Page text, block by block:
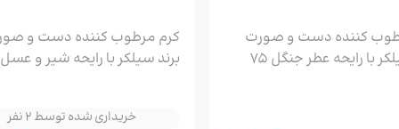
کننده دست و صورت
برند سیلکر با رایحه عطر جنگل 75
کرم مرطوب کننده دست و
خریداری شده توسط 2 نفر
خریداری شده توسط 2 نفر